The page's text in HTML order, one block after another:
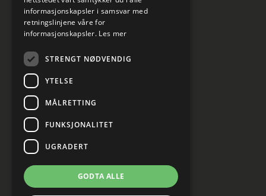
Cookies innstillinger
informasjonskapsler i samsvar med
retningslinjene våre for
informasjonskapsler. Les mer
STRENGT NØDVENDIG
YTELSE
MÅLRETTING
FUNKSJONALITET
UGRADERT
GODTA ALLE